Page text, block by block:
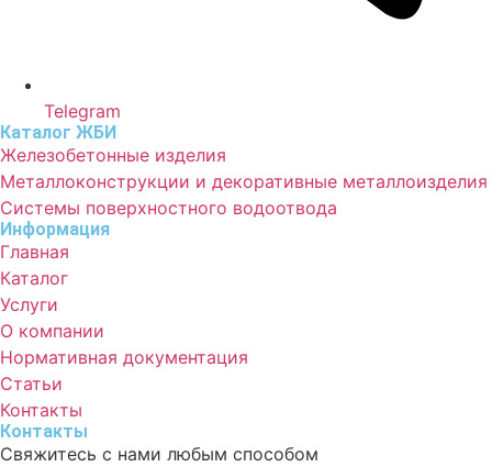
Telegram
Каталог ЖБИ
Железобетонные изделия
Металлоконструкции и декоративные металлоизделия
Системы поверхностного водоотвода
Информация
Главная
Каталог
Услуги
О компании
Нормативная документация
Статьи
Контакты
Контакты
Свяжитесь с нами любым способом